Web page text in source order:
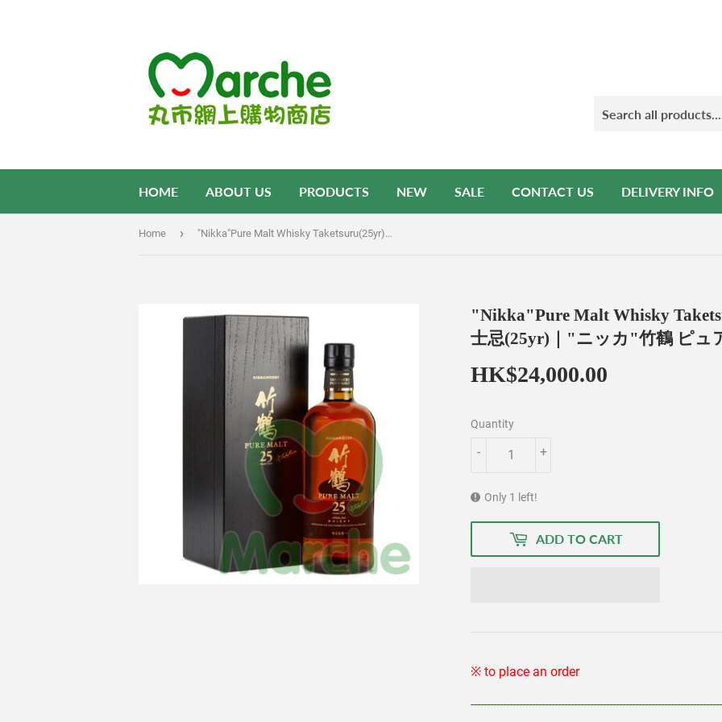
HOME ABOUT US PRODUCTS NEW SALE CONTACT US DELIVERY INFO
Home › "Nikka"Pure Malt Whisky Taketsuru(25yr)｜"Nikka"竹鶴 威士忌(25yr)｜"ニッカ"竹鶴 ピュアモルト ウイスキー(25yr)
"Nikka"Pure Malt Whisky
士忌(25yr)｜"ニッカ"竹鶴 ピュ
HK$24,000.00
Quantity
+
-
Only 1 left!
ADD TO CART
※ to place an order